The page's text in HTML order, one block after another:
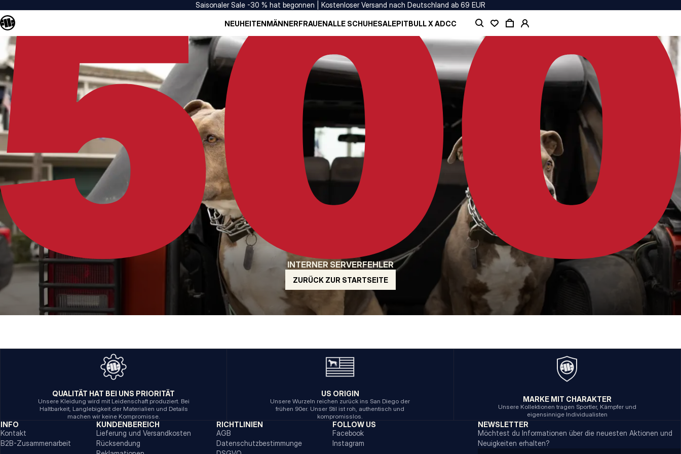
Saisonaler Sale -30 % hat begonnen | Kostenloser Versand nach Deutschland ab 69 EUR
NEUHEITENMÄNNERFRAUENALLE SCHUHESALEPITBULL X ADCC
INTERNER SERVERFEHLER
ZURÜCK ZUR STARTSEITE
QUALITÄT HAT BEI UNS PRIORITÄT
Unsere Kleidung wird mit Leidenschaft produziert. Bei
Haltbarkeit, Langlebigkeit der Materialien und Details
machen wir keine Kompromisse.
US ORIGIN
Unsere Wurzeln reichen zurück ins San Diego der
frühen 90er. Unser Stil ist roh, authentisch und
kompromisslos.
MARKE MIT CHARAKTER
Unsere Kollektionen tragen Sportler, Kämpfer und
eigensinnige Individualisten
INFO
Kontakt
B2B-Zusammenarbeit
KUNDENBEREICH
Lieferung und Versandkosten
Rücksendung
RICHTLINIEN
AGB
Datenschutzbestimmunge
FOLLOW US
Facebook
Instagram
NEWSLETTER
Möchtest du Informationen über die neuesten Aktionen und
Neuigkeiten erhalten?